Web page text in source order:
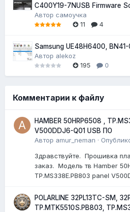
C400Y19-7NUSB Firmware
Автор самоучка
11
4
Samsung UE48H6400,
Автор alekoz
195
0
Комментарии к файлу
HAMBER 50HRP6508 ,
V500DDJ6-Q01 USB ПО
Автор amur_neman ·
Здравствуйте. Прошивка
заказ. Модель тв Hamber
TP.MS338E.PB803 panel
POLARLINE 32PL13TC-SM,
TP.MTK5510S.PB803,